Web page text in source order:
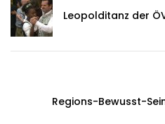
Leopolditanz der
Regions-Bewusst-